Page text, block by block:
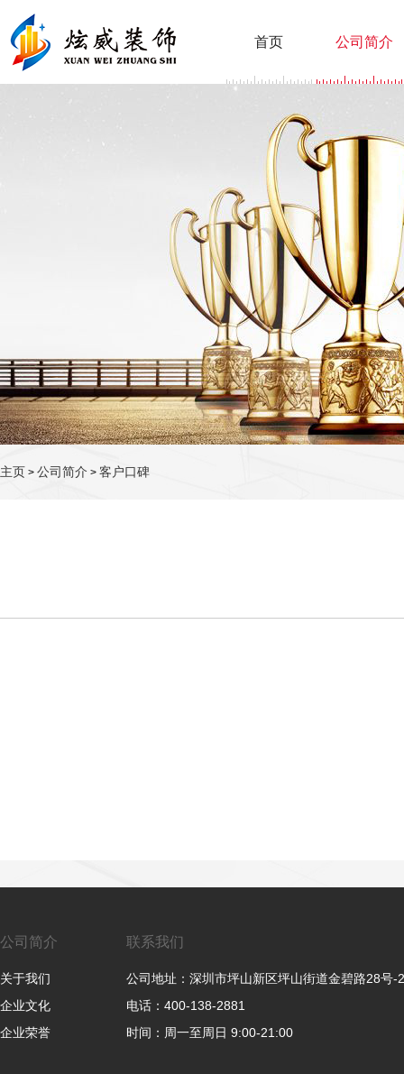
首页 公司简介
主页 > 公司简介 > 客户口碑
公司简介
关于我们
企业文化
企业荣誉
联系我们
公司地址：深圳市坪山新区坪山街道金碧路28号-2
电话：400-138-2881
时间：周一至周日 9:00-21:00